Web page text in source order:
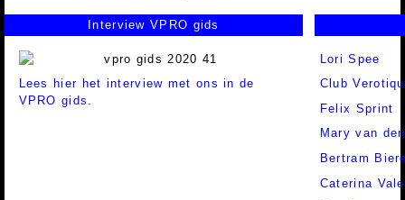
Interview VPRO gids
Lees hier het interview met ons in de
VPRO gids.
Lori Spee
Club
Felix Sprint
Mary van
Bertram
Caterina